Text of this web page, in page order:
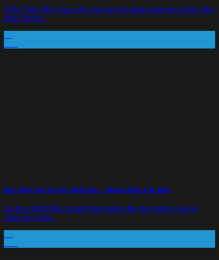
Triều Tiên vẫn chưa mở cửa du lịch hoàn toàn như trước đại
dịch, khiến...
Bảo Hiểm Khi Du Học Nhật Bản – Những Điều Cần Biết
Du học Nhật Bản là một hành trình đầy thử thách nhưng
cũng vô cùng...